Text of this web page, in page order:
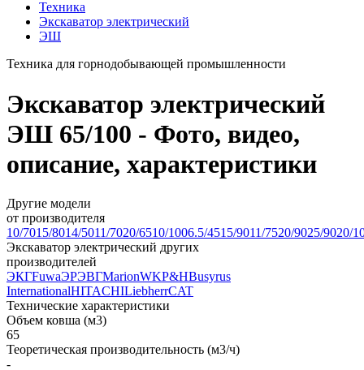
Техника
Экскаватор электрический
ЭШ
Техника для горнодобывающей промышленности
Экскаватор электрический
ЭШ 65/100 - Фото, видео,
описание, характеристики
Другие модели
от производителя
10/7015/8014/5011/7020/6510/1006.5/4515/9011/7520/9025/9020/
Экскаватор электрический других
производителей
ЭКГFuwaЭРЭВГMarionWKP&HBusyrus
InternationalHITACHILiebherrCAT
Технические характеристики
Объем ковша (м3)
65
Теоретическая производительность (м3/ч)
-